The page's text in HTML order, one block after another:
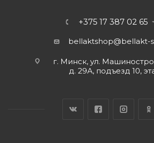
+375 17 387 02 65
bellaktshop@bellakt-
г. Минск, ул.
д. 29А, подъезд 10,